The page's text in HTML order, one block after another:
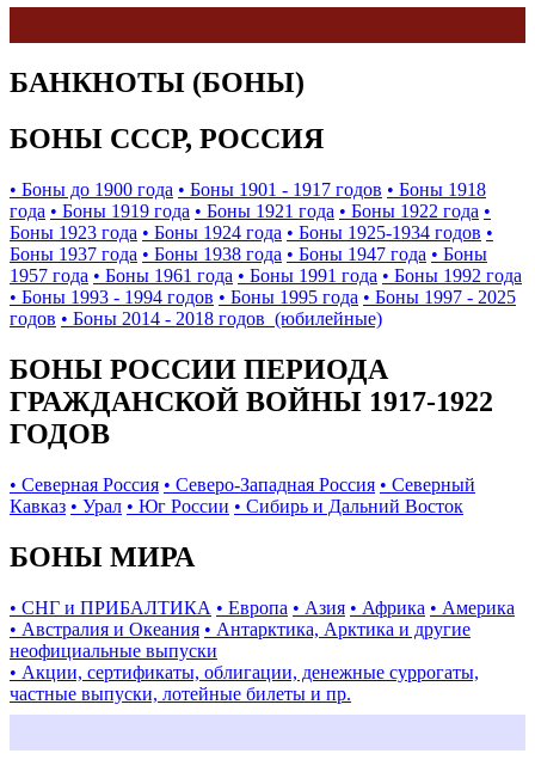
БАНКНОТЫ (БОНЫ)
БОНЫ СССР, РОССИЯ
• Боны до 1900 года • Боны 1901 - 1917 годов • Боны 1918
года • Боны 1919 года • Боны 1921 года • Боны 1922 года •
Боны 1923 года • Боны 1924 года • Боны 1925-1934 годов •
Боны 1937 года • Боны 1938 года • Боны 1947 года • Боны
1957 года • Боны 1961 года • Боны 1991 года • Боны 1992 года
• Боны 1993 - 1994 годов • Боны 1995 года • Боны 1997 - 2025
годов • Боны 2014 - 2018 годов (юбилейные)
БОНЫ РОССИИ ПЕРИОДА
ГРАЖДАНСКОЙ ВОЙНЫ 1917-1922
ГОДОВ
• Северная Россия • Северо-Западная Россия • Северный
Кавказ • Урал • Юг России • Сибирь и Дальний Восток
БОНЫ МИРА
• СНГ и ПРИБАЛТИКА • Европа • Азия • Африка • Америка
• Австралия и Океания • Антарктика, Арктика и другие
неофициальные выпуски
• Акции, сертификаты, облигации, денежные суррогаты,
частные выпуски, лотейные билеты и пр.